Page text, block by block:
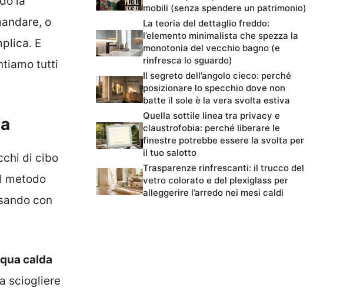
o
E
tutti
di cibo
metodo
con
calda
sciogliere
mobili (senza spendere un patrimonio)
La teoria del dettaglio freddo:
l’elemento minimalista che spezza la
monotonia del vecchio bagno (e
rinfresca lo sguardo)
Il segreto dell’angolo cieco: perché
posizionare lo specchio dove non
batte il sole è la vera svolta estiva
Quella sottile linea tra privacy e
claustrofobia: perché liberare le
finestre potrebbe essere la svolta per
il tuo salotto
Trasparenze rinfrescanti: il trucco del
vetro colorato e del plexiglass per
alleggerire l’arredo nei mesi caldi